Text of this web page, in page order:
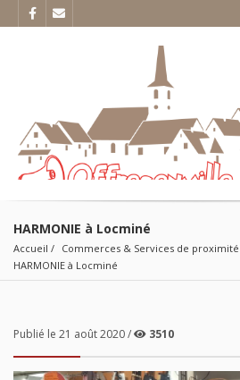
HARMONIE à Locminé
Accueil Commerces & Services de proximité
HARMONIE à Locminé
Publié le 21 août 2020 / 3510